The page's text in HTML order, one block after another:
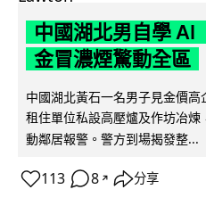
中國湖北男自學 AI
金冒濃煙驚動全區
中國湖北黃石一名男子見金價
租住單位私設高壓爐及作坊冶
動鄰居報警。警方到場揭發整...
113 8 ↗ 分享